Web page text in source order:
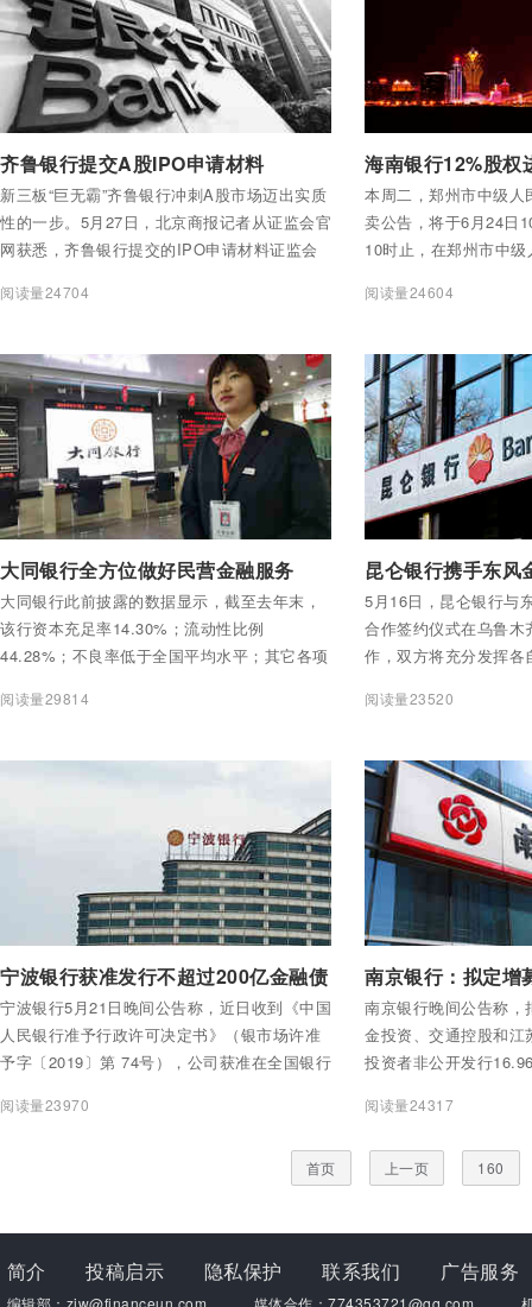
齐鲁银行提交A股IPO申请材料
新三板“巨无霸”齐鲁银行冲刺A股市场迈出实质
性的一步。5月27日，北京商报记者从证监会官
网获悉，齐鲁银行提交的IPO申请材料证监会
阅读量24704
本周二，郑州市中级
卖公告，将于6月24日
10时止，在郑州市中
起拍价5.364亿元。
阅读量24604
大同银行全方位做好民营金融服务
大同银行此前披露的数据显示，截至去年末，
该行资本充足率14.30%；流动性比例
44.28%；不良率低于全国平均水平；其它各项
务基础扎实，风险可控。
阅读量29814
5月16日，昆仑银行与
合作签约仪式在乌鲁木
作，双方将充分发挥
汽车金融产品，通过
务生态圈。
阅读量23520
宁波银行获准发行不超过200亿金融债
宁波银行5月21日晚间公告称，近日收到《中国
人民银行准予行政许可决定书》（银市场许准
予字〔2019〕第 74号），公司获准在全国银行
金融债券，专项用于发放小型微型企业贷款。
阅读量23970
南京银行晚间公告称
金投资、交通控股和
投资者非公开发行
将全部用于补充公司核
阅读量24317
首页 上一页 160
简介 投稿启示 隐私保护 联系我们 广告服务
编辑部：zjw@financeun.com 媒体合作：774353721@qq.com